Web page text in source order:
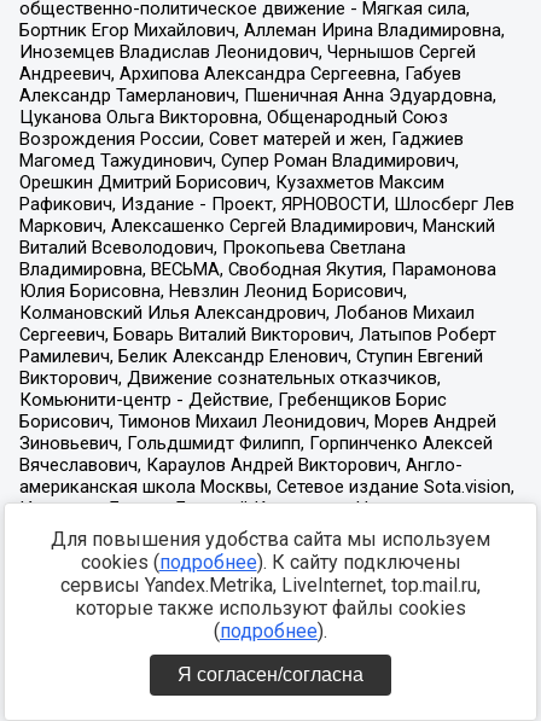
Для повышения удобства сайта мы используем
cookies (подробнее). К сайту подключены
сервисы Yandex.Metrika, LiveInternet, top.mail.ru,
которые также используют файлы cookies
(подробнее).
Я согласен/согласна